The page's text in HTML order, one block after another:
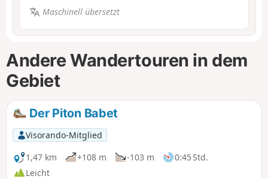
Maschinell übersetzt
Andere Wandertouren in dem
Gebiet
Der Piton Babet
Visorando-Mitglied
1,47 km
+108 m -103 m
0:45 Std.
Leicht